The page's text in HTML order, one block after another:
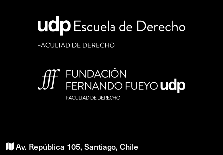
Av. República 105, Santiago, Chile